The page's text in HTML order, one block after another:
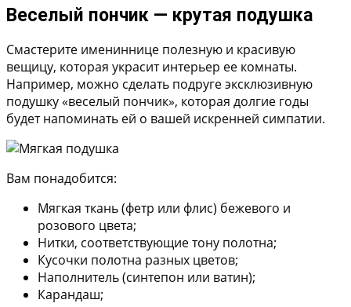
Веселый пончик — крутая подушка
Смастерите имениннице полезную и красивую
вещицу, которая украсит интерьер ее комнаты.
Например, можно сделать подруге эксклюзивную
подушку «веселый пончик», которая долгие годы
будет напоминать ей о вашей искренней симпатии.
Вам понадобится:
Мягкая ткань (фетр или флис) бежевого и
розового цвета;
Нитки, соответствующие тону полотна;
Кусочки полотна разных цветов;
Наполнитель (синтепон или ватин);
Карандаш;